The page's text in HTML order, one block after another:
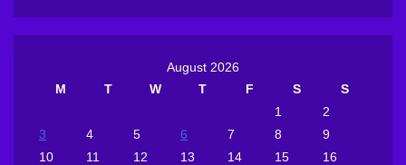
August 2026
M
T W T F S
S
1
2
3
4 5 6 7 8
9
10
11 12 13 14 15 16